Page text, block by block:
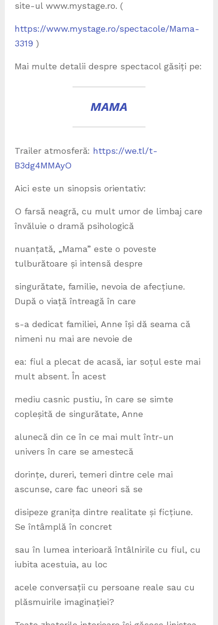
site-ul www.mystage.ro. (
https://www.mystage.ro/spectacole/Mama-
3319 )
Mai multe detalii despre spectacol găsiți pe:
MAMA
Trailer atmosferă: https://we.tl/t-
B3dg4MMAyO
Aici este un sinopsis orientativ:
O farsă neagră, cu mult umor de limbaj care
învăluie o dramă psihologică
nuanțată, „Mama” este o poveste
tulburătoare și intensă despre
singurătate, familie, nevoia de afecțiune.
După o viață întreagă în care
s-a dedicat familiei, Anne își dă seama că
nimeni nu mai are nevoie de
ea: fiul a plecat de acasă, iar soțul este mai
mult absent. În acest
mediu casnic pustiu, în care se simte
copleșită de singurătate, Anne
alunecă din ce în ce mai mult într-un
univers în care se amestecă
dorințe, dureri, temeri dintre cele mai
ascunse, care fac uneori să se
disipeze granița dintre realitate și ficțiune.
Se întâmplă în concret
sau în lumea interioară întâlnirile cu fiul, cu
iubita acestuia, au loc
acele conversații cu persoane reale sau cu
plăsmuirile imaginației?